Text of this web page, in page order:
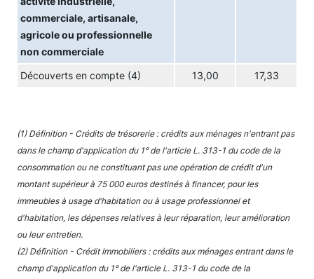
commerciale, artisanale,
agricole ou professionnelle
non commerciale
Découverts en compte (4) 13,00 17,33
(1) Définition - Crédits de trésorerie : crédits aux ménages n'entrant pas
dans le champ d'application du 1° de l'article L. 313-1 du code de la
consommation ou ne constituant pas une opération de crédit d'un
montant supérieur à 75 000 euros destinés à financer, pour les
immeubles à usage d'habitation ou à usage professionnel et
d'habitation, les dépenses relatives à leur réparation, leur amélioration
ou leur entretien.
(2) Définition - Crédit Immobiliers : crédits aux ménages entrant dans le
champ d'application du 1° de l'article L. 313-1 du code de la